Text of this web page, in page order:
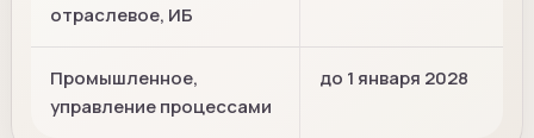
отраслевое, ИБ
Промышленное,
управление процессами
до 1 января 2028